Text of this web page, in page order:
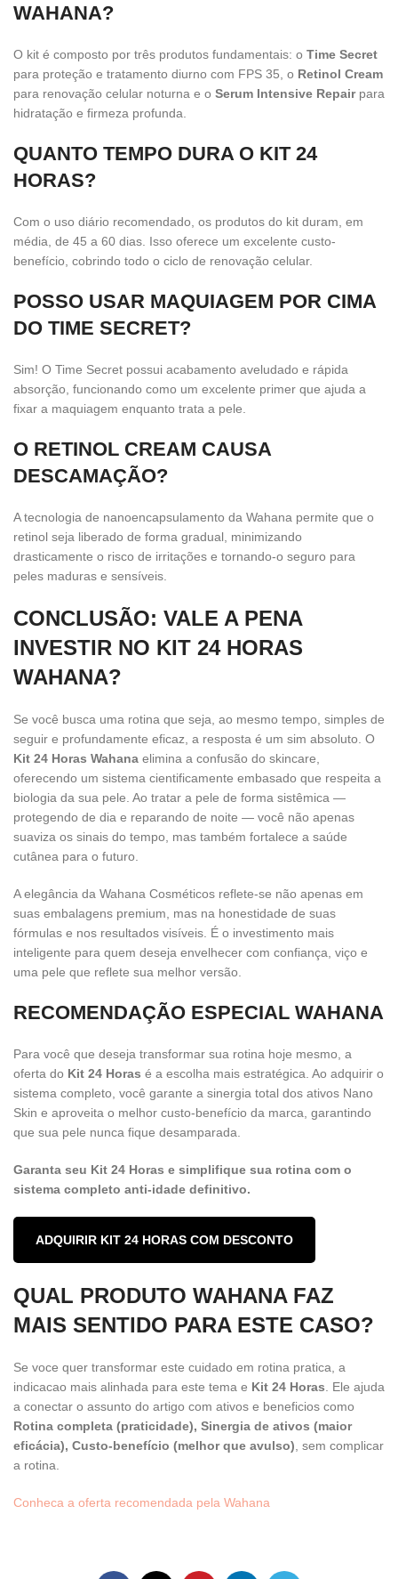
WAHANA?
O kit é composto por três produtos fundamentais: o Time Secret
para proteção e tratamento diurno com FPS 35, o Retinol Cream
para renovação celular noturna e o Serum Intensive Repairpara
hidratação e firmeza profunda.
QUANTO TEMPO DURA O KIT 24
HORAS?
Com o uso diário recomendado, os produtos do kit duram, em
média, de 45 a 60 dias. Isso oferece um excelente custo-
benefício, cobrindo todo o ciclo de renovação celular.
POSSO USAR MAQUIAGEM POR CIMA
DO TIME SECRET?
Sim! O Time Secret possui acabamento aveludado e rápida
absorção, funcionando como um excelente primer que ajuda a
fixar a maquiagem enquanto trata a pele.
O RETINOL CREAM CAUSA
DESCAMAÇÃO?
A tecnologia de nanoencapsulamento da Wahana permite que o
retinol seja liberado de forma gradual, minimizando
drasticamente o risco de irritações e tornando-o seguro para
peles maduras e sensíveis.
CONCLUSÃO: VALE A PENA
INVESTIR NO KIT 24 HORAS
WAHANA?
Se você busca uma rotina que seja, ao mesmo tempo, simples de
seguir e profundamente eficaz, a resposta é um sim absoluto. O
Kit 24 Horas Wahana elimina a confusão do skincare,
oferecendo um sistema cientificamente embasado que respeita a
biologia da sua pele. Ao tratar a pele de forma sistêmica —
protegendo de dia e reparando de noite — você não apenas
suaviza os sinais do tempo, mas também fortalece a saúde
cutânea para o futuro.
A elegância da Wahana Cosméticos reflete-se não apenas em
suas embalagens premium, mas na honestidade de suas
fórmulas e nos resultados visíveis. É o investimento mais
inteligente para quem deseja envelhecer com confiança, viço e
uma pele que reflete sua melhor versão.
RECOMENDAÇÃO ESPECIAL WAHANA
Para você que deseja transformar sua rotina hoje mesmo, a
oferta do Kit 24 Horas é a escolha mais estratégica. Ao adquirir o
sistema completo, você garante a sinergia total dos ativos Nano
Skin e aproveita o melhor custo-benefício da marca, garantindo
que sua pele nunca fique desamparada.
Garanta seu Kit 24 Horas e simplifique sua rotina com o
sistema completo anti-idade definitivo.
ADQUIRIR KIT 24 HORAS COM DESCONTO
QUAL PRODUTO WAHANA FAZ
MAIS SENTIDO PARA ESTE CASO?
Se voce quer transformar este cuidado em rotina pratica, a
indicacao mais alinhada para este tema e Kit 24 Horas . Ele ajuda
a conectar o assunto do artigo com ativos e beneficios como
Rotina completa (praticidade), Sinergia de ativos (maior
eficácia), Custo-benefício (melhor que avulso) , sem complicar
a rotina.
Conheca a oferta recomendada pela Wahana